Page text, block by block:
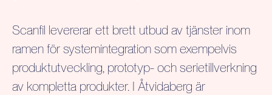
Scanfil levererar ett brett utbud av tjänster inom
ramen för systemintegration som exempelvis
produktutveckling, prototyp- och serietillverkning
av kompletta produkter. I Åtvidaberg är